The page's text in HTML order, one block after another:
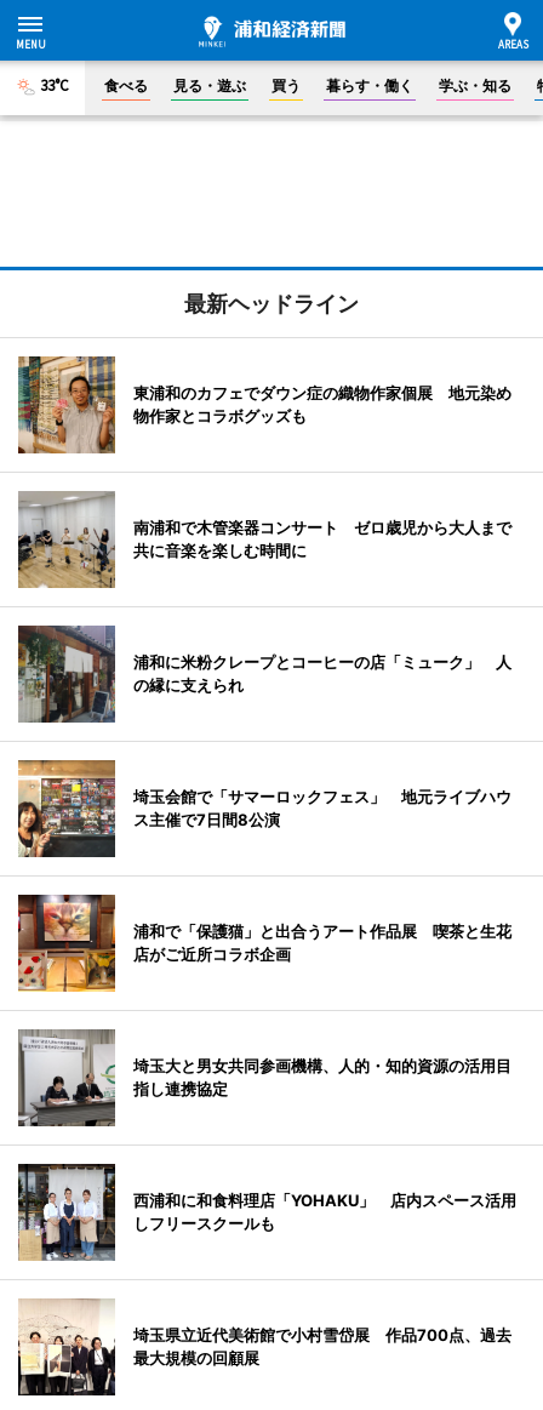
33°C 食べる 見る・遊ぶ 買う 暮らす・働く 学ぶ・知る
最新ヘッドライン
東浦和のカフェでダウン症の織物作家個展 地元染め
物作家とコラボグッズも
南浦和で木管楽器コンサート ゼロ歳児から大人まで
共に音楽を楽しむ時間に
浦和に米粉クレープとコーヒーの店「ミューク」 人
の縁に支えられ
埼玉会館で「サマーロックフェス」 地元ライブハウ
ス主催で7日間8公演
浦和で「保護猫」と出合うアート作品展 喫茶と生花
店がご近所コラボ企画
埼玉大と男女共同参画機構、人的・知的資源の活用目
指し連携協定
西浦和に和食料理店「YOHAKU」 店内スペース活用
しフリースクールも
埼玉県立近代美術館で小村雪岱展 作品700点、過去
最大規模の回顧展